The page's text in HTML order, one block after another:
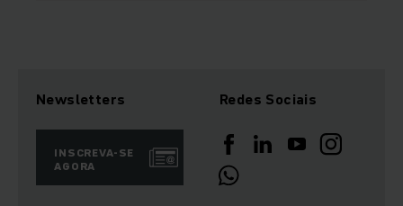
Newsletters
INSCREVA-SE
AGORA
Redes Sociais